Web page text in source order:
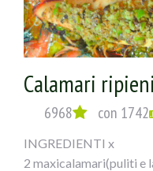
Calamari ripieni
6968 con 1742
INGREDIENTI x
2 maxicalamari(puliti e